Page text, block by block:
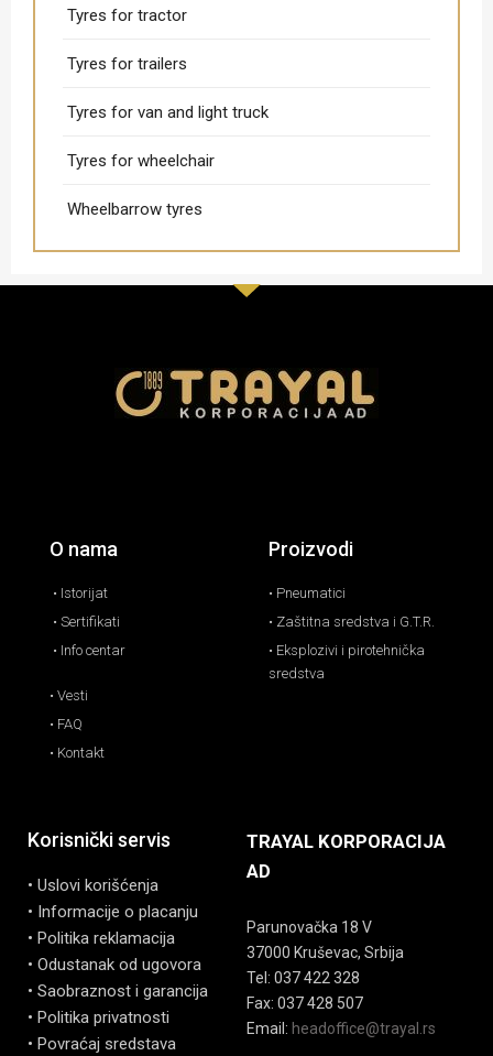
Tyres for tractor
Tyres for trailers
Tyres for van and light truck
Tyres for wheelchair
Wheelbarrow tyres
O nama
• Istorijat
• Sertifikati
• Info centar
• Vesti
• FAQ
• Kontakt
Proizvodi
• Pneumatici
• Zaštitna sredstva i G.T.R.
• Eksplozivi i pirotehnička
sredstva
Korisnički servis
• Uslovi korišćenja
• Informacije o placanju
• Politika reklamacija
• Odustanak od ugovora
• Saobraznost i garancija
• Politika privatnosti
• Povraćaj sredstava
TRAYAL KORPORACIJA
AD
Parunovačka 18 V
37000 Kruševac, Srbija
Tel: 037 422 328
Fax: 037 428 507
Email: headoffice@trayal.rs